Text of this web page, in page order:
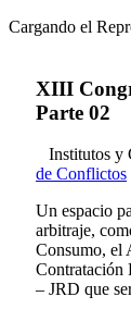
Cargando el
XIII
Parte 02
Institutos y
de Conflictos
Un espacio
arbitraje,
Consumo, el
Contratación
– JRD que